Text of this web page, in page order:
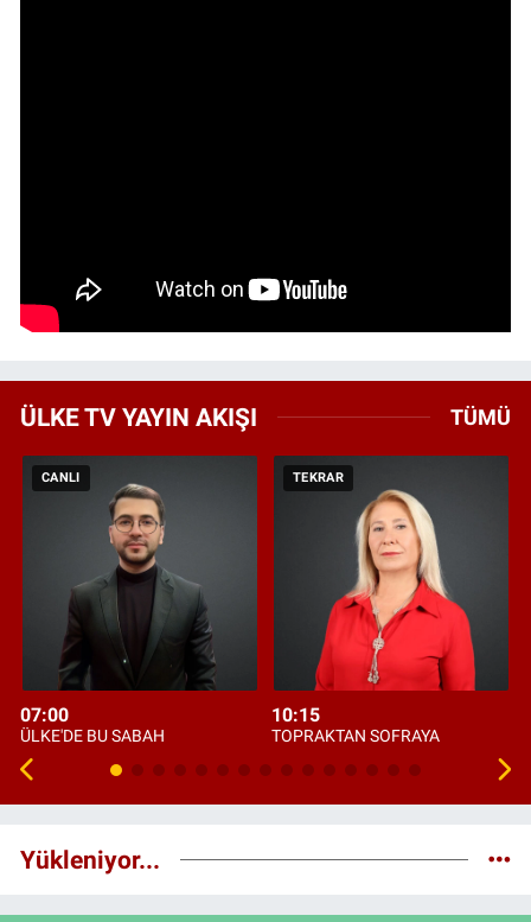
ÜLKE TV YAYIN AKIŞI TÜMÜ
CANLI
07:00
ÜLKE'DE BU SABAH
TEKRAR
10:15
TOPRAKTAN SOFRAYA
Yükleniyor...